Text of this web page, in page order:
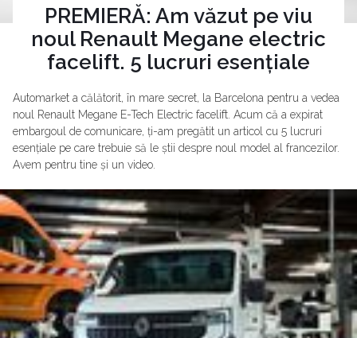
PREMIERĂ: Am văzut pe viu
noul Renault Megane electric
facelift. 5 lucruri esențiale
Automarket a călătorit, în mare secret, la Barcelona pentru a vedea
noul Renault Megane E-Tech Electric facelift. Acum că a expirat
embargoul de comunicare, ți-am pregătit un articol cu 5 lucruri
esențiale pe care trebuie să le știi despre noul model al francezilor.
Avem pentru tine și un video.